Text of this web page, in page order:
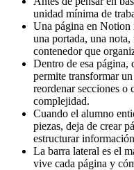
unidad mínima de
Una página en Notion
una portada, una
contenedor que
Dentro de esa página,
permite transformar
reordenar secciones o
complejidad.
Cuando el alumno
piezas, deja de crear
estructurar
La barra lateral es el
vive cada página y